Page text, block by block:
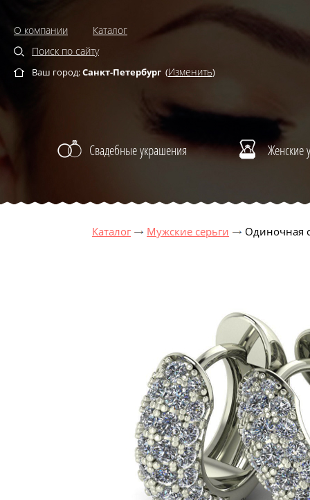
О компании
Каталог
Поиск по сайту
Ваш город:Санкт-Петербург (Изменить)
Свадебные украшения Женские
Каталог Мужские серьги Одиночная